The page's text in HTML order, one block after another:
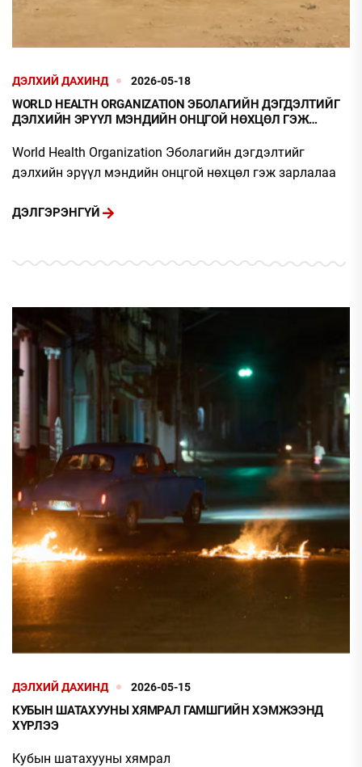
ДЭЛХИЙ ДАХИНД 2026-05-18
WORLD HEALTH ORGANIZATION ЭБОЛАГИЙН ДЭГДЭЛТИЙГ
ДЭЛХИЙН ЭРҮҮЛ МЭНДИЙН ОНЦГОЙ НӨХЦӨЛ ГЭЖ
World Health Organization Эболагийн дэгдэлтийг
дэлхийн эрүүл мэндийн онцгой нөхцөл гэж зарлалаа
ДЭЛГЭРЭНГҮЙ
ДЭЛХИЙ ДАХИНД 2026-05-15
КУБЫН ШАТАХУУНЫ ХЯМРАЛ ГАМШГИЙН ХЭМЖЭЭНД
ХҮРЛЭЭ
Кубын шатахууны хямрал